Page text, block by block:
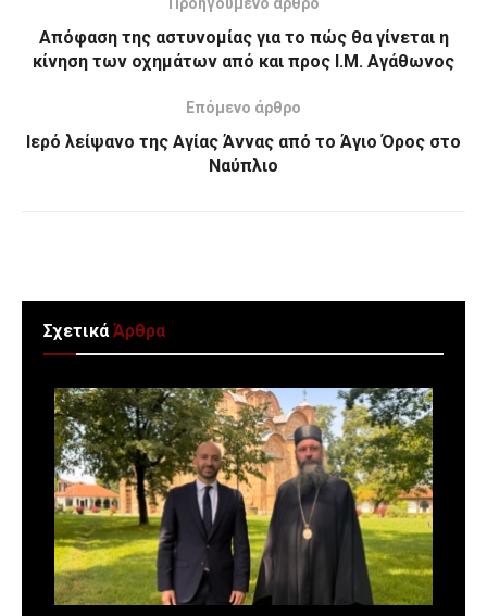
Απόφαση της αστυνομίας για το πώς θα γίνεται η
κίνηση των οχημάτων από και προς Ι.Μ. Αγάθωνος
Επόμενο άρθρο
Ιερό λείψανο της Αγίας Άννας από το Άγιο Όρος στο
Ναύπλιο
ΣχετικάΆρθρα